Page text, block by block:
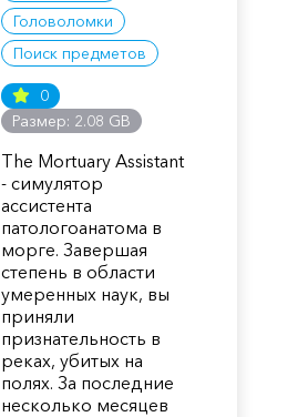
Головоломки
Поиск предметов
0
Размер: 2.08 GB
The Mortuary Assistant
- симулятор
ассистента
патологоанатома в
морге. Завершая
степень в области
умеренных наук, вы
приняли
признательность в
реках, убитых на
полях. За последние
несколько месяцев